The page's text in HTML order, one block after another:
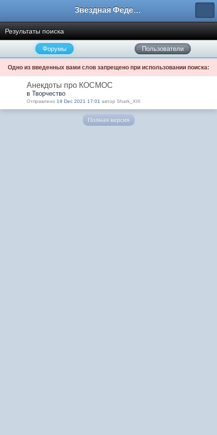
Звездная Федерация
Результаты поиска
Форумы Пользователи
Одно из введенных вами слов запрещено при использовании поиска:
Анекдоты про КОСМОС
в Творчество
Отправлено 19 Dec 2021 17:01 автор Shark_XIII
Полная версия